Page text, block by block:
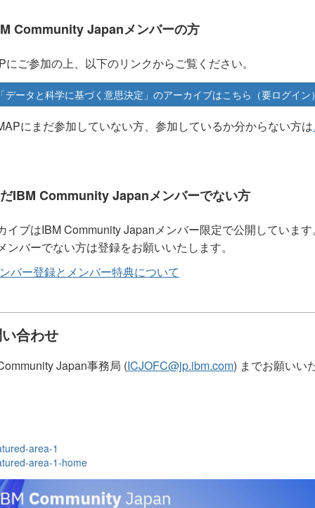
Community Japanメンバーの方
にご参加の上、以下のリンクからご覧ください。
データと科学に基づく意思決定」のアーカイブはこちら（要ログイン
にまだ参加していない方、参加しているか分からない方は
IBM Community Japanメンバーでない方
イブはIBM Community Japanメンバー限定で公開していま
ンバーでない方は登録をお願いいたします。
バー登録とメンバー特典について
合わせ
Japan事務局 (ICJOFC@jp.ibm.com) までお願いい
area-1
area-1-home